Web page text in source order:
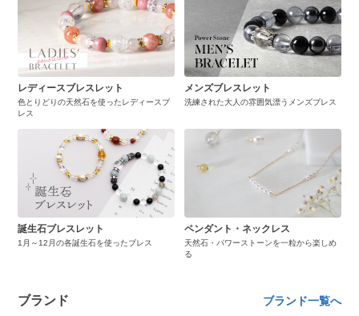
レディースブレスレット
色とりどりの天然石を使ったレディースブ
レス
メンズブレスレット
洗練された大人の雰囲気漂うメンズブレス
誕生石ブレスレット
1月～12月の各誕生石を使ったブレス
ペンダント・ネックレス
天然石・パワーストーンを一粒から楽しめ
る
ブランド ブランド一覧へ